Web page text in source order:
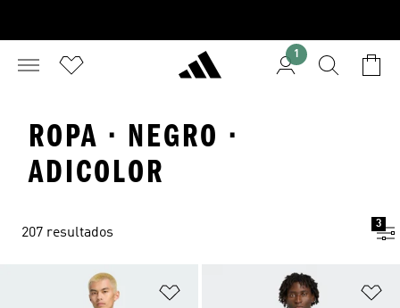
1
ROPA · NEGRO ·
ADICOLOR
207 resultados
3
Añadir a la lista de deseos